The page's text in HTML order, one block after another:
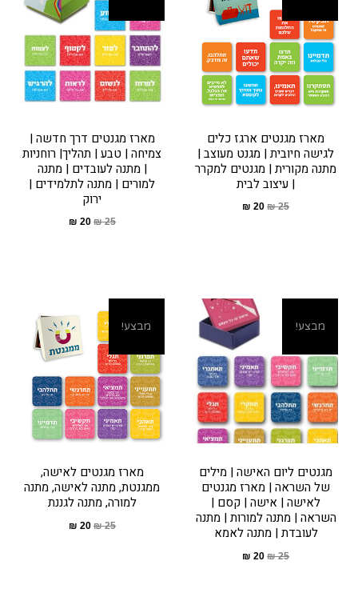
מארז מגנטים ארגז כלים
לגישה חיובית | מגנט מעוצב |
מתנה מקורית | מגנטים למקרר
| עיצוב לבית
25
₪
20
₪
מארז מגנטים דרך חדשה |
צמיחה | טבע | תהליך| רוחניות
| מתנה לעובדים | מתנה
למורים | מתנה לתלמידים |
ירוק
25
₪
20
₪
מבצע!
מגנטים ליום האישה | מילים
של השראה | מארז מגנטים
לאישה | אישה | קסם |
השראה | מתנה למורות | מתנה
לעובדת | מתנה לאמא
25
₪
20
₪
מבצע!
מארז מגנטים לאישה,
ממגנטת, מתנה לאישה, מתנה
למורה, מתנה לגננת
25
₪
20
₪